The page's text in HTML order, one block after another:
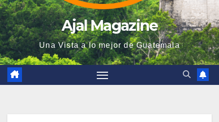
Ajal Magazine
Una Vista a lo mejor de Guatemala